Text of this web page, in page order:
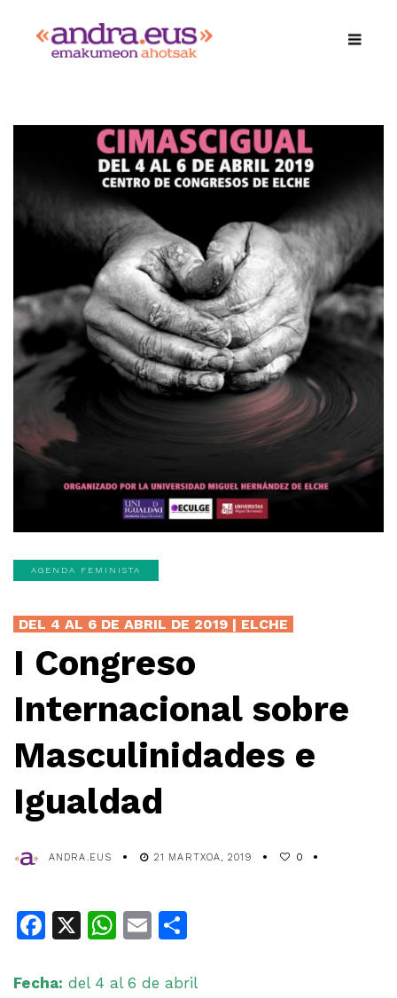
AGENDA FEMINISTA
DEL 4 AL 6 DE ABRIL DE 2019 | ELCHE
I Congreso
Internacional sobre
Masculinidades e
Igualdad
ANDRA.EUS 21 MARTXOA, 2019 0
Facebook
X WhatsApp
Email
Fecha: del 4 al 6 de abril